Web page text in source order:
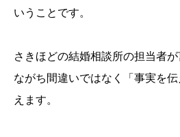
いうことです。
さきほどの結婚相談所の担当者
ながち間違いではなく「事実を
えます。